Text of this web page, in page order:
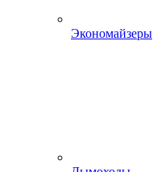
Экономайзеры